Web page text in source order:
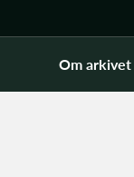
Om arkivet